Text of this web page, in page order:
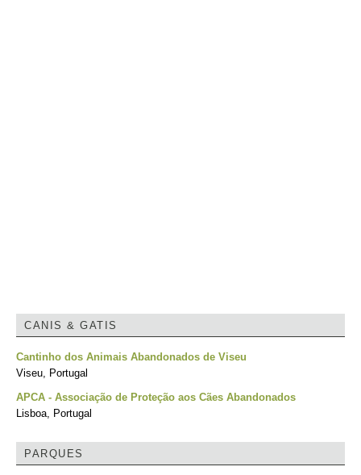
CANIS & GATIS
Cantinho dos Animais Abandonados de Viseu
Viseu, Portugal
APCA - Associação de Proteção aos Cães Abandonados
Lisboa, Portugal
PARQUES